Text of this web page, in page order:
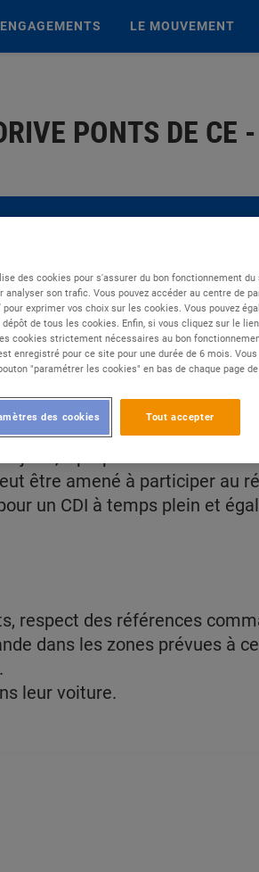
LE MOUVEMENT
PONTS DE CE
il prépare les
être amené à participer au
un CDI à temps plein et
respect des références
dans les zones prévues à
leur voiture.
des cookies pour s'assurer du bon fonctionnement
son trafic. Vous pouvez accéder au centre de
exprimer vos choix sur les cookies. Vous pouvez
de tous les cookies. Enfin, si vous cliquez sur le
cookies strictement nécessaires au bon
enregistré pour ce site pour une durée de 6 mois. Vous
"paramétrer les cookies" en bas de chaque page
Tout accepter
des cookies